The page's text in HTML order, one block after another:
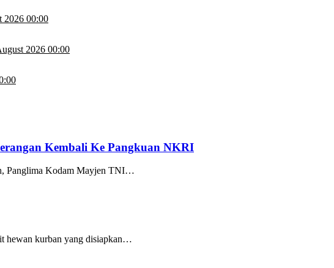
2026 00:00
2026 00:00
Kembali Ke Pangkuan NKRI
Panglima Kodam Mayjen TNI…
hewan kurban yang disiapkan…